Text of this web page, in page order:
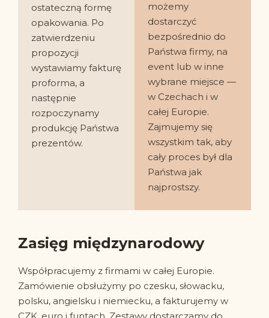
ostateczną formę
opakowania. Po
zatwierdzeniu
propozycji
wystawiamy fakturę
proforma, a
następnie
rozpoczynamy
produkcję Państwa
prezentów.
możemy
dostarczyć
bezpośrednio do
Państwa firmy, na
event lub w inne
wybrane miejsce —
w Czechach i w
całej Europie.
Zajmujemy się
wszystkim tak, aby
cały proces był dla
Państwa jak
najprostszy.
Zasięg międzynarodowy
Współpracujemy z firmami w całej Europie.
Zamówienie obsłużymy po czesku, słowacku,
polsku, angielsku i niemiecku, a fakturujemy w